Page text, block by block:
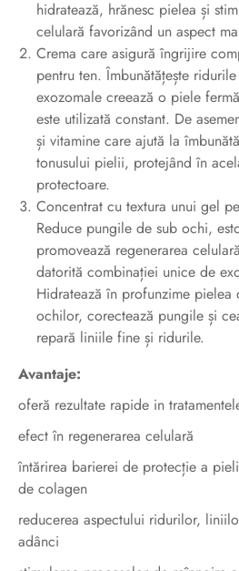
hidratează, hrănesc pielea și
celulară favorizând un aspect
Crema care asigură îngrijire
pentru ten. Îmbunătățește
exozomale creează o piele
este utilizată constant. De
și vitamine care ajută la
tonusului pielii, protejând în
protectoare.
Concentrat cu textura unui gel
Reduce pungile de sub ochi,
promovează regenerarea
datorită combinației unice de
Hidratează în profunzime
ochilor, corectează pungile și
repară liniile fine și ridurile.
Avantaje:
oferă rezultate rapide in
efect în regenerarea celulară
întărirea barierei de protecție a
de colagen
reducerea aspectului ridurilor,
adânci